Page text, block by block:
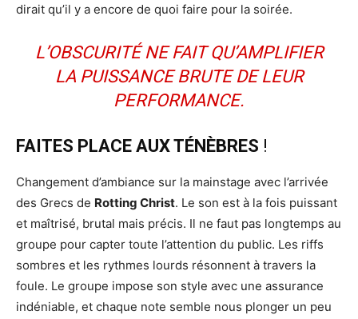
dirait qu’il y a encore de quoi faire pour la soirée.
L’OBSCURITÉ NE FAIT QU’AMPLIFIER
LA PUISSANCE BRUTE DE LEUR
PERFORMANCE.
FAITES PLACE AUX TÉNÈBRES !
Changement d’ambiance sur la mainstage avec l’arrivée
des Grecs de Rotting Christ. Le son est à la fois puissant
et maîtrisé, brutal mais précis. Il ne faut pas longtemps au
groupe pour capter toute l’attention du public. Les riffs
sombres et les rythmes lourds résonnent à travers la
foule. Le groupe impose son style avec une assurance
indéniable, et chaque note semble nous plonger un peu